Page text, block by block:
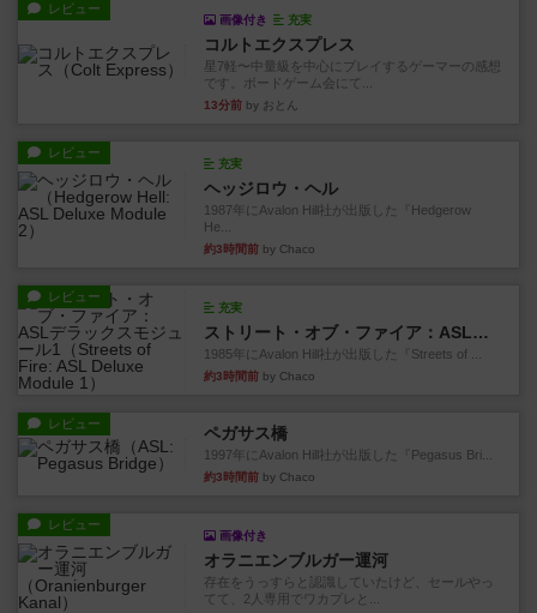
レビュー
画像付き 充実
コルトエクスプレス
星7軽〜中量級を中心にプレイするゲーマーの感想
です。ボードゲーム会にて...
13分前 by おとん
レビュー
充実
ヘッジロウ・ヘル
1987年にAvalon Hill社が出版した『Hedgerow
He...
約3時間前 by Chaco
レビュー
充実
ストリート・オブ・ファイア：ASLデラックスモジュール1
1985年にAvalon Hill社が出版した『Streets of ...
約3時間前 by Chaco
レビュー ペガサス橋
1997年にAvalon Hill社が出版した『Pegasus Bri...
約3時間前 by Chaco
レビュー
画像付き
オラニエンブルガー運河
存在をうっすらと認識していたけど、セールやっ
てて、2人専用でワカプレと...